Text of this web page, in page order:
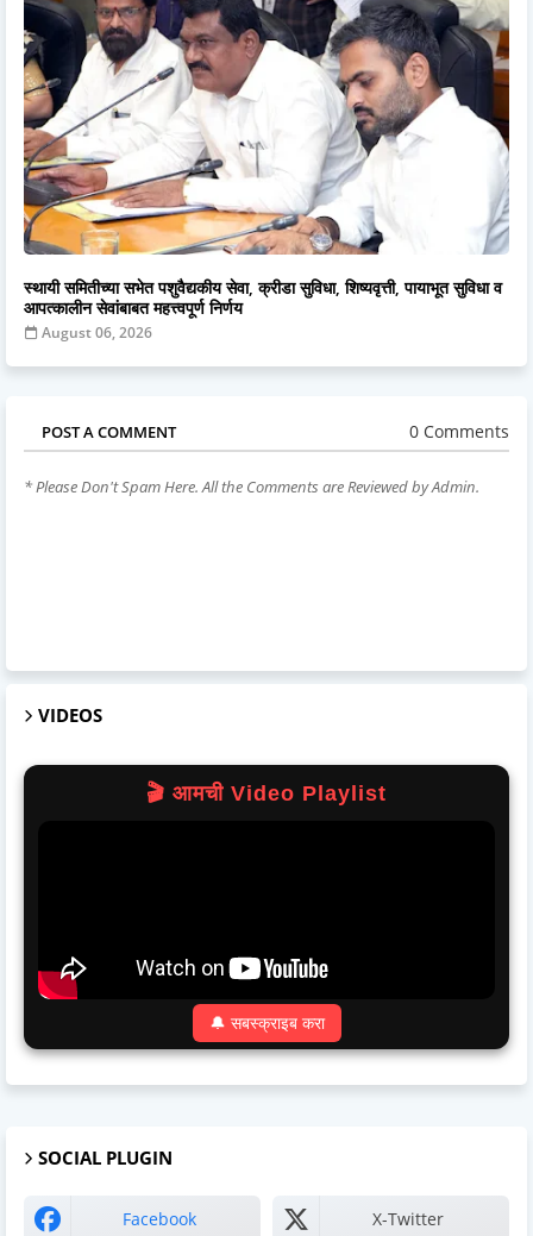
स्थायी समितीच्या सभेत पशुवैद्यकीय सेवा, क्रीडा सुविधा, शिष्यवृत्ती, पायाभूत सुविधा व
आपत्कालीन सेवांबाबत महत्त्वपूर्ण निर्णय
August 06, 2026
POST A COMMENT 0 Comments
* Please Don't Spam Here. All the Comments are Reviewed by Admin.
VIDEOS
🎬 आमची Video Playlist
🔔 सबस्क्राइब करा
SOCIAL PLUGIN
Facebook X-Twitter